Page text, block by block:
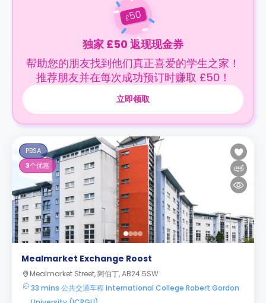
£50
独家 £50 返现现金券
帮助您的朋友找到他们真正喜爱的学生之家！
推荐朋友并在每次成功预订时赚取 £50！
立即领取
PBSA
3个优惠
Mealmarket Exchange Roost
Mealmarket Street, 阿伯丁, AB24 5SW
33 mins 公共交通车程 International College Robert Gordon